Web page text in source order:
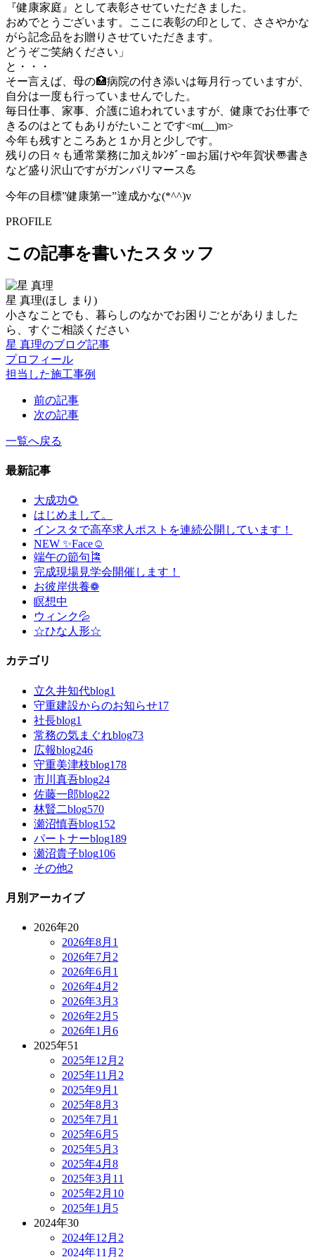
『健康家庭』として表彰させていただきました。
おめでとうございます。ここに表彰の印として、ささやかな
がら記念品をお贈りさせていただきます。
どうぞご笑納ください」
と・・・
そー言えば、母の🏥病院の付き添いは毎月行っていますが、
自分は一度も行っていませんでした。
毎日仕事、家事、介護に追われていますが、健康でお仕事で
きるのはとてもありがたいことです<m(__)m>
今年も残すところあと１か月と少しです。
残りの日々も通常業務に加えｶﾚﾝﾀﾞｰ📅お届けや年賀状〠書き
など盛り沢山ですがガンバリマース💪
今年の目標”健康第一”達成かな(*^^)v
PROFILE
この記事を書いたスタッフ
星 真理(ほし まり)
小さなことでも、暮らしのなかでお困りごとがありました
ら、すぐご相談ください
星 真理のブログ記事
プロフィール
担当した施工事例
前の記事
次の記事
一覧へ戻る
最新記事
大成功🌻
はじめまして。
インスタで高卒求人ポストを連続公開しています！
NEW ✨Face☺
端午の節句🎏
完成現場見学会開催します！
お彼岸供養❁
瞑想中
ウィンク💦
☆ひな人形☆
カテゴリ
立久井知代blog1
守重建設からのお知らせ17
社長blog1
常務の気まぐれblog73
広報blog246
守重美津枝blog178
市川真吾blog24
佐藤一郎blog22
林賢二blog570
瀬沼慎吾blog152
パートナーblog189
瀬沼貴子blog106
その他2
月別アーカイブ
2026年20
2026年8月 1
2026年7月 2
2026年6月 1
2026年4月 2
2026年3月 3
2026年2月 5
2026年1月 6
2025年51
2025年12月 2
2025年11月 2
2025年9月 1
2025年8月 3
2025年7月 1
2025年6月 5
2025年5月 3
2025年4月 8
2025年3月 11
2025年2月 10
2025年1月 5
2024年30
2024年12月 2
2024年11月 2